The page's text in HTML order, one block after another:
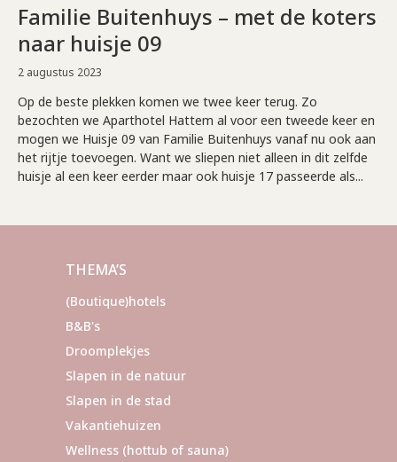
Familie Buitenhuys – met de koters
naar huisje 09
2 augustus 2023
Op de beste plekken komen we twee keer terug. Zo
bezochten we Aparthotel Hattem al voor een tweede keer en
mogen we Huisje 09 van Familie Buitenhuys vanaf nu ook aan
het rijtje toevoegen. Want we sliepen niet alleen in dit zelfde
huisje al een keer eerder maar ook huisje 17 passeerde als...
THEMA’S
(Boutique)hotels
B&B's
Droomplekjes
Slapen in de natuur
Slapen in de stad
Vakantiehuizen
Wellness (hottub of sauna)